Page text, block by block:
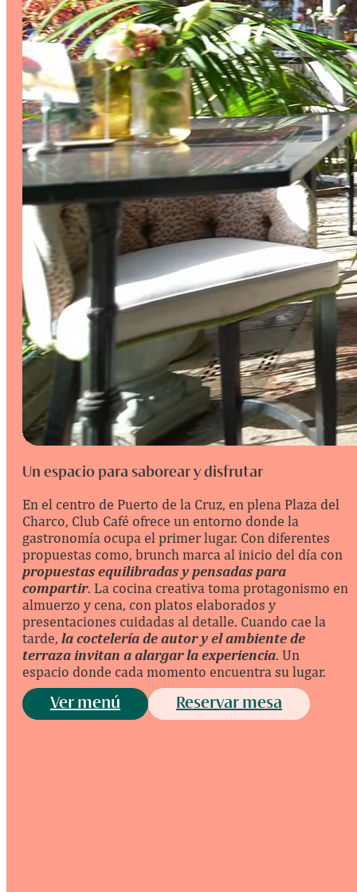
Un espacio para saborear y disfrutar
En el centro de Puerto de la Cruz, en plena Plaza del
Charco, Club Café ofrece un entorno donde la
gastronomía ocupa el primer lugar. Con diferentes
propuestas como, brunch marca al inicio del día con
propuestas equilibradas y pensadas para
compartir. La cocina creativa toma protagonismo en
almuerzo y cena, con platos elaborados y
presentaciones cuidadas al detalle. Cuando cae la
tarde, la coctelería de autor y el ambiente de
terraza invitan a alargar la experiencia. Un
espacio donde cada momento encuentra su lugar.
Ver menú Reservar mesa